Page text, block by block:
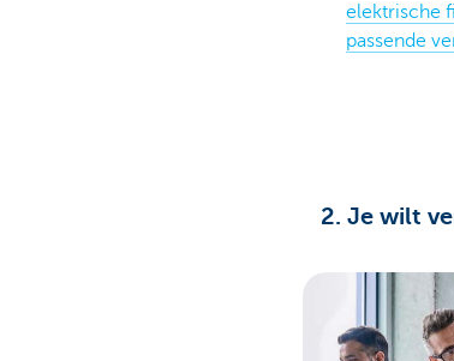
elektrische
passende
2. Je wilt